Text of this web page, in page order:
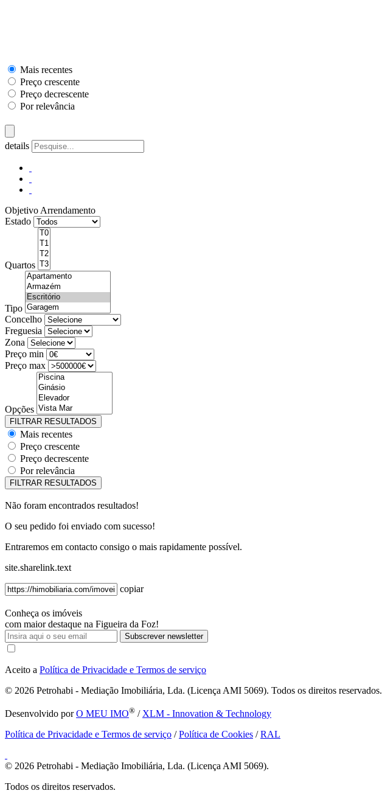
Mais recentes
Preço crescente
Preço decrescente
Por relevância
details
Objetivo Arrendamento
Estado
Quartos
Tipo
Concelho
Freguesia
Zona
Preço min
Preço max
Opções
Mais recentes
Preço crescente
Preço decrescente
Por relevância
Não foram encontrados resultados!
O seu pedido foi enviado com sucesso!
Entraremos em contacto consigo o mais rapidamente possível.
site.sharelink.text
copiar
Conheça os imóveis
com maior destaque na Figueira da Foz!
Subscrever newsletter
Aceito a Política de Privacidade e Termos de serviço
© 2026 Petrohabi - Mediação Imobiliária, Lda. (Licença AMI 5069). Todos os direitos reservados.
Desenvolvido porO MEU IMO® / XLM - Innovation & Technology
Política de Privacidade e Termos de serviço /Política de Cookies /RAL
© 2026 Petrohabi - Mediação Imobiliária, Lda. (Licença AMI 5069).
Todos os direitos reservados.